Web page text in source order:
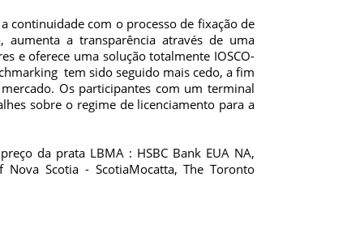
continuidade com o processo de fixação de
a transparência através de uma
e oferece uma solução totalmente IOSCO-
tem sido seguido mais cedo, a fim
Os participantes com um terminal
sobre o regime de licenciamento para a
da prata LBMA : HSBC Bank EUA NA,
Scotia - ScotiaMocatta, The Toronto